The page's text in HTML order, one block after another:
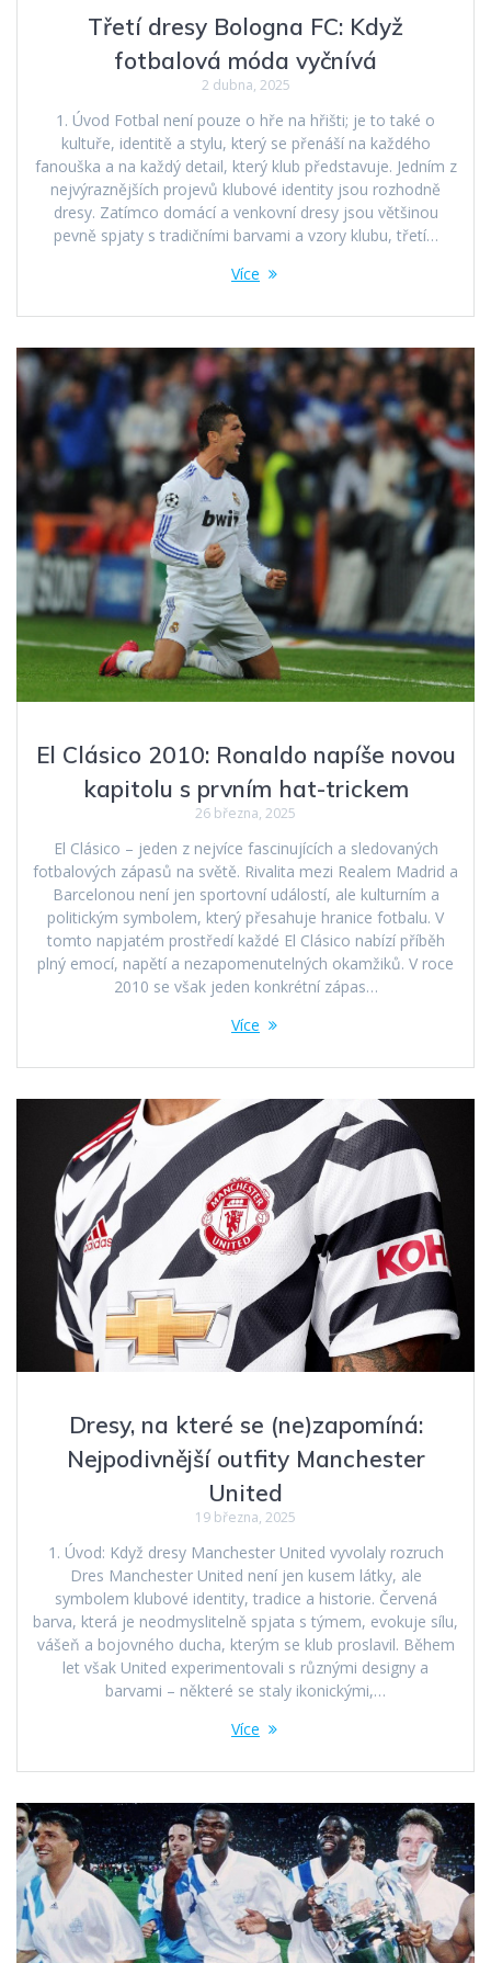
Třetí dresy Bologna FC: Když
fotbalová móda vyčnívá
2 dubna, 2025
1. Úvod Fotbal není pouze o hře na hřišti; je to také o
kultuře, identitě a stylu, který se přenáší na každého
fanouška a na každý detail, který klub představuje. Jedním z
nejvýraznějších projevů klubové identity jsou rozhodně
dresy. Zatímco domácí a venkovní dresy jsou většinou
pevně spjaty s tradičními barvami a vzory klubu, třetí…
Více
El Clásico 2010: Ronaldo napíše novou
kapitolu s prvním hat-trickem
26 března, 2025
El Clásico – jeden z nejvíce fascinujících a sledovaných
fotbalových zápasů na světě. Rivalita mezi Realem Madrid a
Barcelonou není jen sportovní událostí, ale kulturním a
politickým symbolem, který přesahuje hranice fotbalu. V
tomto napjatém prostředí každé El Clásico nabízí příběh
plný emocí, napětí a nezapomenutelných okamžiků. V roce
2010 se však jeden konkrétní zápas…
Více
Dresy, na které se (ne)zapomíná:
Nejpodivnější outfity Manchester
United
19 března, 2025
1. Úvod: Když dresy Manchester United vyvolaly rozruch
Dres Manchester United není jen kusem látky, ale
symbolem klubové identity, tradice a historie. Červená
barva, která je neodmyslitelně spjata s týmem, evokuje sílu,
vášeň a bojovného ducha, kterým se klub proslavil. Během
let však United experimentovali s různými designy a
barvami – některé se staly ikonickými,…
Více